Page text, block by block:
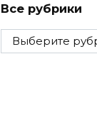
Все рубрики
Все
рубрики